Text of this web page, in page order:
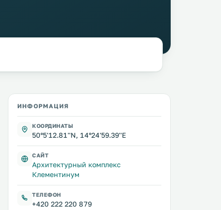
ИНФОРМАЦИЯ
КООРДИНАТЫ
50°5'12.81''N, 14°24'59.39''E
САЙТ
Архитектурный комплекс
Клементинум
ТЕЛЕФОН
+420 222 220 879